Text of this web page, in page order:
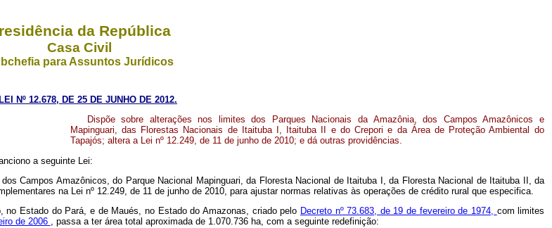
da República
Casa Civil
para Assuntos Jurídicos
LEI Nº 12.678, DE 25 DE JUNHO DE 2012.
Dispõe sobre alterações nos limites dos Parques Nacionais da Amazônia, dos Campos Amazônicos e
Mapinguari, das Florestas Nacionais de Itaituba I, Itaituba II e do Crepori e da Área de Proteção Ambiental do
Tapajós; altera a Lei nº 12.249, de 11 de junho de 2010; e dá outras providências.
a seguinte Lei:
Campos Amazônicos, do Parque Nacional Mapinguari, da Floresta Nacional de Itaituba I, da Floresta Nacional de Itaituba II, da
na Lei nº 12.249, de 11 de junho de 2010, para ajustar normas relativas às operações de crédito rural que especifica.
Estado do Pará, e de Maués, no Estado do Amazonas, criado pelo Decreto nº 73.683, de 19 de fevereiro de 1974, com limites
de 2006 , passa a ter área total aproximada de 1.070.736 ha, com a seguinte redefinição: